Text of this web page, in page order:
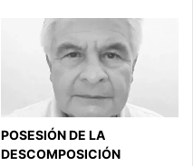
POSESIÓN DE LA
DESCOMPOSICIÓN